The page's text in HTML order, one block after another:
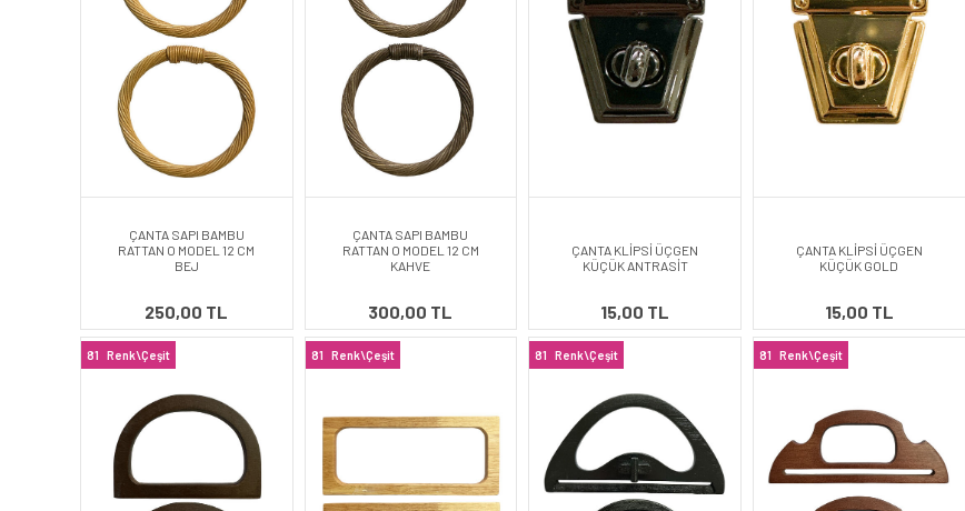
ÇANTA SAPI BAMBU
RATTAN O MODEL 12 CM
BEJ
250,00 TL
ÇANTA SAPI BAMBU
RATTAN O MODEL 12 CM
KAHVE
300,00 TL
ÇANTA KLİPSİ ÜÇGEN
KÜÇÜK ANTRASİT
15,00 TL
ÇANTA KLİPSİ ÜÇGEN
KÜÇÜK GOLD
15,00 TL
81 Renk\Çeşit 81 Renk\Çeşit 81 Renk\Çeşit 81 Renk\Çeşit